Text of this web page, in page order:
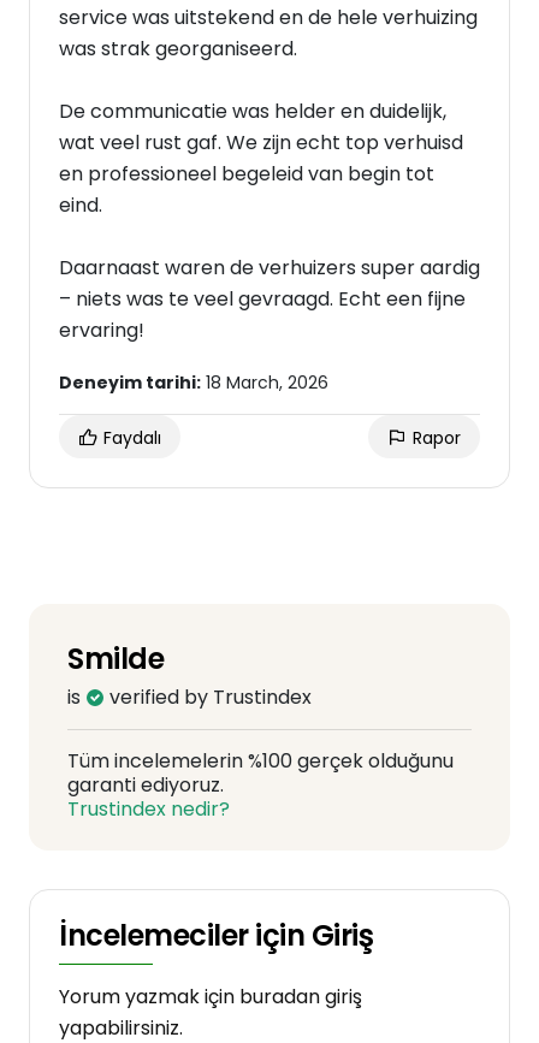
service was uitstekend en de hele verhuizing
was strak georganiseerd.
De communicatie was helder en duidelijk,
wat veel rust gaf. We zijn echt top verhuisd
en professioneel begeleid van begin tot
eind.
Daarnaast waren de verhuizers super aardig
– niets was te veel gevraagd. Echt een fijne
ervaring!
Deneyim tarihi: 18 March, 2026
Faydalı Rapor
Smilde
is verified by Trustindex
Tüm incelemelerin %100 gerçek olduğunu
garanti ediyoruz.
Trustindex nedir?
İncelemeciler için Giriş
Yorum yazmak için buradan giriş
yapabilirsiniz.